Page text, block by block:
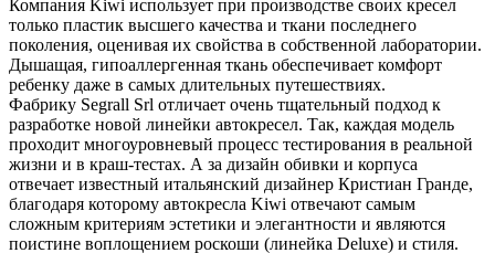
Компания Kiwi использует при производстве своих кресел
только пластик высшего качества и ткани последнего
поколения, оценивая их свойства в собственной лаборатории.
Дышащая, гипоаллергенная ткань обеспечивает комфорт
ребенку даже в самых длительных путешествиях.
Фабрику Segrall Srl отличает очень тщательный подход к
разработке новой линейки автокресел. Так, каждая модель
проходит многоуровневый процесс тестирования в реальной
жизни и в краш-тестах. А за дизайн обивки и корпуса
отвечает известный итальянский дизайнер Кристиан Гранде,
благодаря которому автокресла Kiwi отвечают самым
сложным критериям эстетики и элегантности и являются
поистине воплощением роскоши (линейка Deluxe) и стиля.